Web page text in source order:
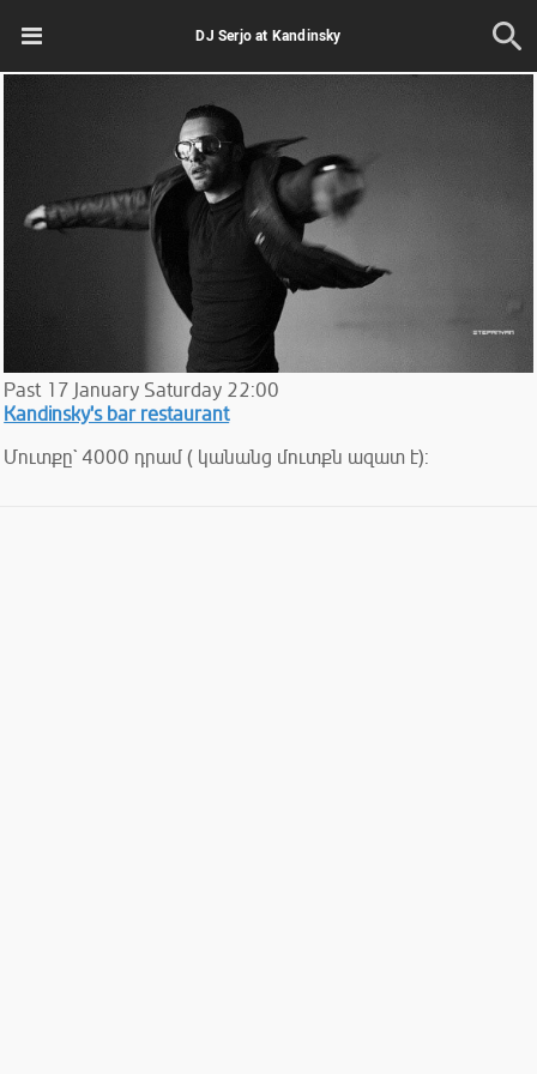
DJ Serjo at Kandinsky
Past 17 January Saturday 22:00
Kandinsky's bar restaurant
Մուտքը` 4000 դրամ ( կանանց մուտքն ազատ է):